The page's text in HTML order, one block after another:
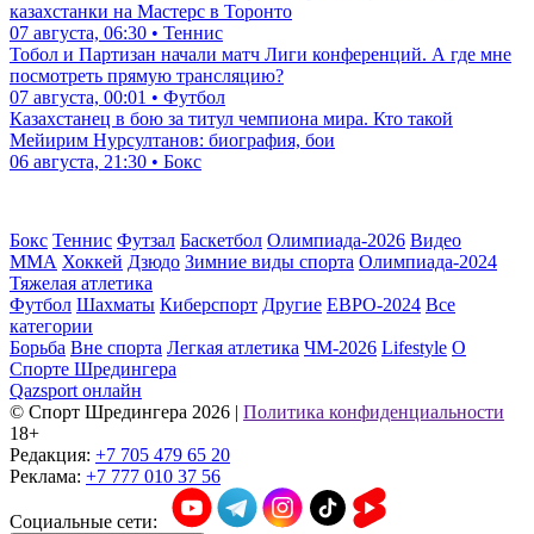
казахстанки на Мастерс в Торонто
07 августа, 06:30 • Теннис
Тобол и Партизан начали матч Лиги конференций. А где мне
посмотреть прямую трансляцию?
07 августа, 00:01 • Футбол
Казахстанец в бою за титул чемпиона мира. Кто такой
Мейирим Нурсултанов: биография, бои
06 августа, 21:30 • Бокс
Бокс Теннис Футзал Баскетбол Олимпиада-2026 Видео
ММА Хоккей Дзюдо Зимние виды спорта Олимпиада-2024
Тяжелая атлетика
Футбол Шахматы Киберспорт Другие ЕВРО-2024 Все
категории
Борьба Вне спорта Легкая атлетика ЧМ-2026 Lifestyle О
Спорте Шредингера
Qazsport онлайн
© Cпорт Шредингера 2026 | Политика конфиденциальности
18+
Редакция: +7 705 479 65 20
Реклама: +7 777 010 37 56
Социальные сети: